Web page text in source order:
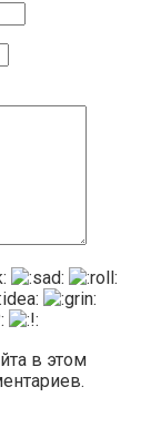
в этом